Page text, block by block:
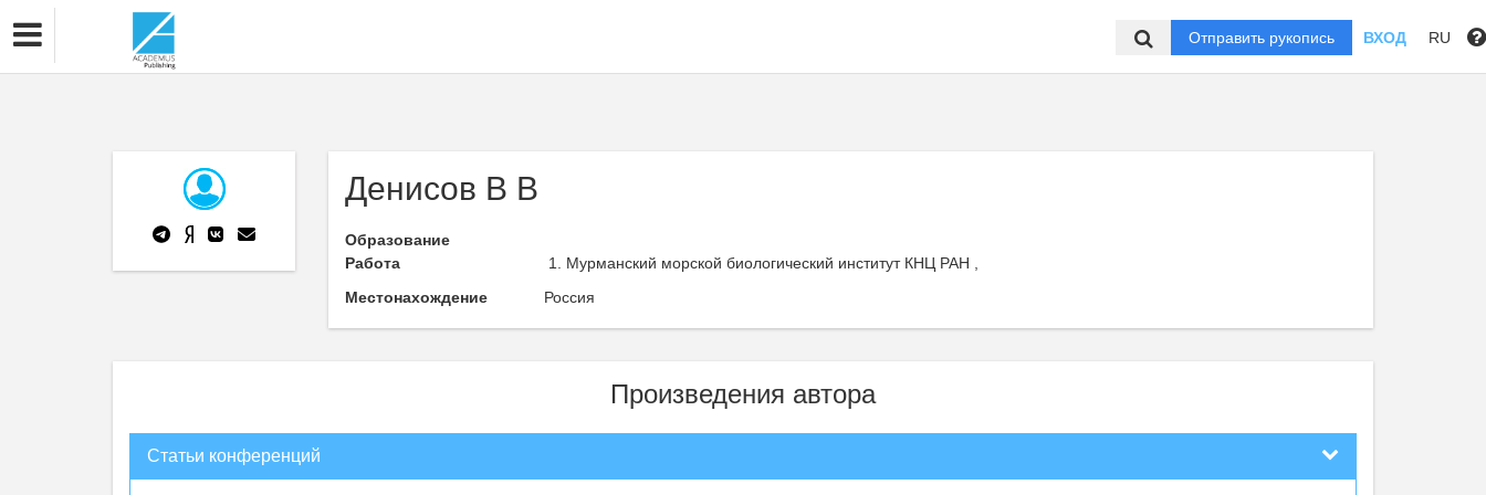
Отправить рукопись ВХОД RU
Денисов В В
Образование
Работа
Мурманский морской биологический институт КНЦ РАН ,
Местонахождение
Россия
Произведения автора
Статьи конференций